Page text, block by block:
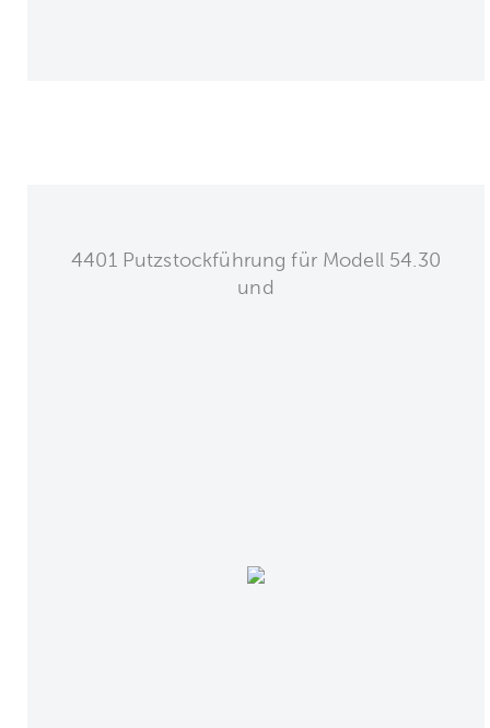
4401 Putzstockführung für Modell 54.30
und